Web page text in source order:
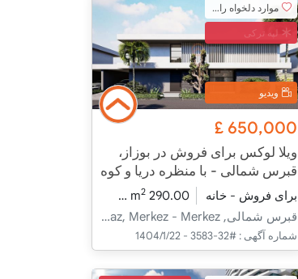
موارد دلخواه را اضافه کنید
لپه ترکی
ویدیو
650,000
£
ویلا لوکس برای فروش در بوزاز،
قبرس شمالی - با منظره دریا و کوه
برای فروش - خانه 290.00 m
2
قبرس شمالی, İskele, Boğaz, Merkez - Merkez
شماره آگهی : #32-3583 - 1404/1/22